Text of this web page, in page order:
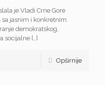
je Vladi Crne Gore
jasnim i konkretnim
demokratskog,
socijalne […]
Opširnije